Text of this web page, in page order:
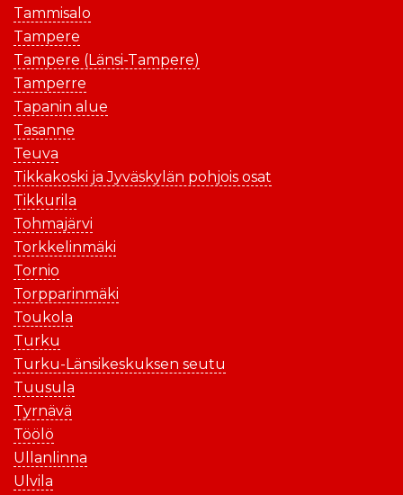
Tammisalo
Tampere
Tampere (Länsi-Tampere)
Tamperre
Tapanin alue
Tasanne
Teuva
Tikkakoski ja Jyväskylän pohjois osat
Tikkurila
Tohmajärvi
Torkkelinmäki
Tornio
Torpparinmäki
Toukola
Turku
Turku-Länsikeskuksen seutu
Tuusula
Tyrnävä
Töölö
Ullanlinna
Ulvila